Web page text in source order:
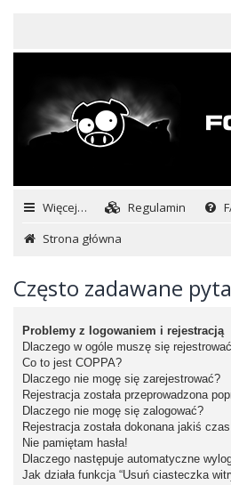
Więcej… Regulamin
Strona główna
Często zadawane
Problemy z logowaniem i rejestracją
Dlaczego w ogóle muszę się
Co to jest COPPA?
Dlaczego nie mogę się zarejestrować?
Rejestracja została przeprowadzona
Dlaczego nie mogę się zalogować?
Rejestracja została dokonana jakiś
Nie pamiętam hasła!
Dlaczego następuje automatyczne
Jak działa funkcja “Usuń ciasteczka